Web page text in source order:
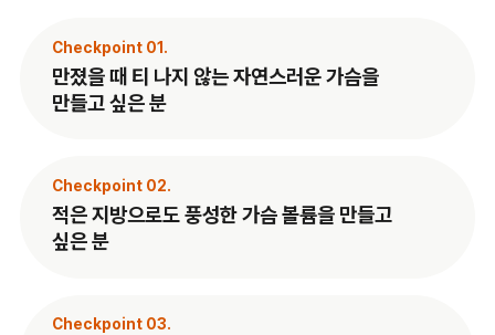
Checkpoint 01.
만졌을 때 티 나지 않는 자연스러운 가슴을
만들고 싶은 분
Checkpoint 02.
적은 지방으로도 풍성한 가슴 볼륨을 만들고
싶은 분
Checkpoint 03.